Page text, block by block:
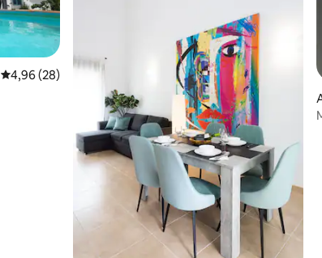
Note moyenne de 4,96 sur 5, 28 commentaires
4,96 (28)